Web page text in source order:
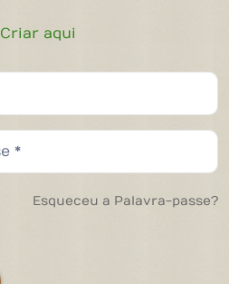
Criar aqui
Esqueceu a Palavra-passe?